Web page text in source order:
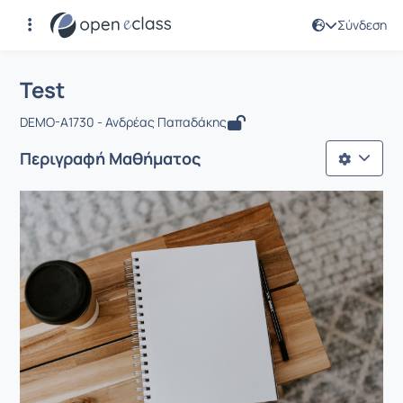
Σύνδεση
Αρχική Σελίδα
Μάθημα : Test
Test
DEMO-A1730 - Ανδρέας Παπαδάκης
Περιγραφή Μαθήματος